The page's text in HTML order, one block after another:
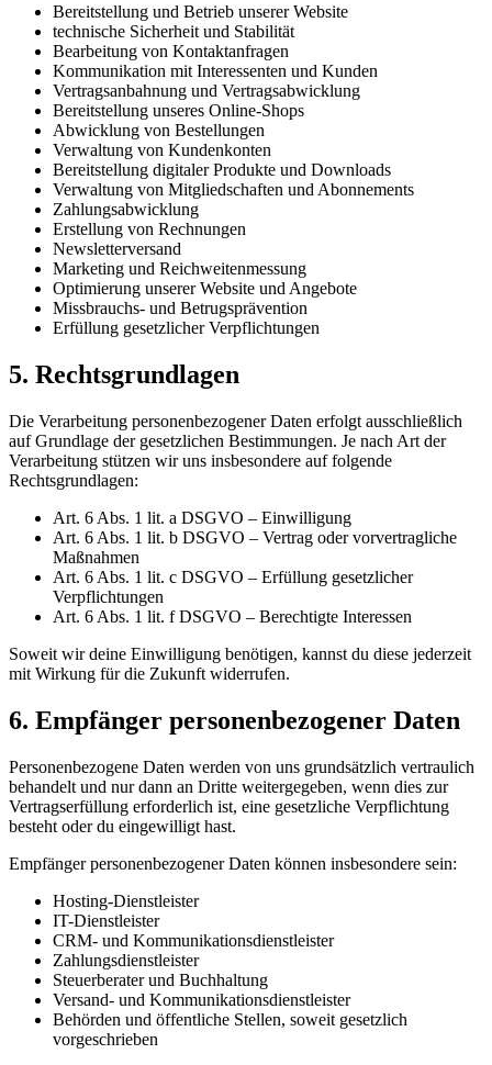
Bereitstellung und Betrieb unserer Website
technische Sicherheit und Stabilität
Bearbeitung von Kontaktanfragen
Kommunikation mit Interessenten und Kunden
Vertragsanbahnung und Vertragsabwicklung
Bereitstellung unseres Online-Shops
Abwicklung von Bestellungen
Verwaltung von Kundenkonten
Bereitstellung digitaler Produkte und Downloads
Verwaltung von Mitgliedschaften und Abonnements
Zahlungsabwicklung
Erstellung von Rechnungen
Newsletterversand
Marketing und Reichweitenmessung
Optimierung unserer Website und Angebote
Missbrauchs- und Betrugsprävention
Erfüllung gesetzlicher Verpflichtungen
5. Rechtsgrundlagen
Die Verarbeitung personenbezogener Daten erfolgt ausschließlich
auf Grundlage der gesetzlichen Bestimmungen. Je nach Art der
Verarbeitung stützen wir uns insbesondere auf folgende
Rechtsgrundlagen:
Art. 6 Abs. 1 lit. a DSGVO – Einwilligung
Art. 6 Abs. 1 lit. b DSGVO – Vertrag oder vorvertragliche
Maßnahmen
Art. 6 Abs. 1 lit. c DSGVO – Erfüllung gesetzlicher
Verpflichtungen
Art. 6 Abs. 1 lit. f DSGVO – Berechtigte Interessen
Soweit wir deine Einwilligung benötigen, kannst du diese jederzeit
mit Wirkung für die Zukunft widerrufen.
6. Empfänger personenbezogener Daten
Personenbezogene Daten werden von uns grundsätzlich vertraulich
behandelt und nur dann an Dritte weitergegeben, wenn dies zur
Vertragserfüllung erforderlich ist, eine gesetzliche Verpflichtung
besteht oder du eingewilligt hast.
Empfänger personenbezogener Daten können insbesondere sein:
Hosting-Dienstleister
IT-Dienstleister
CRM- und Kommunikationsdienstleister
Zahlungsdienstleister
Steuerberater und Buchhaltung
Versand- und Kommunikationsdienstleister
Behörden und öffentliche Stellen, soweit gesetzlich
vorgeschrieben